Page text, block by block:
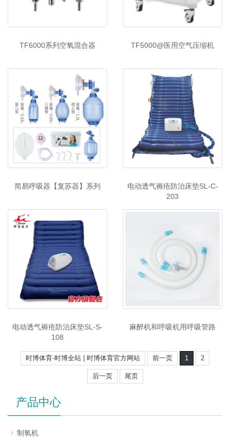
TF6000系列空氧混合器 TF5000@医用空气压缩机
简易呼吸器【复苏器】系列
电动透气褥疮防治床垫SL-C-
203
电动透气褥疮防治床垫SL-S-
108
麻醉机和呼吸机用呼吸管路
时博体育-时博全站 | 时博体育官方网站 前一页 1 2
后一页 尾页
产品中心
制氧机